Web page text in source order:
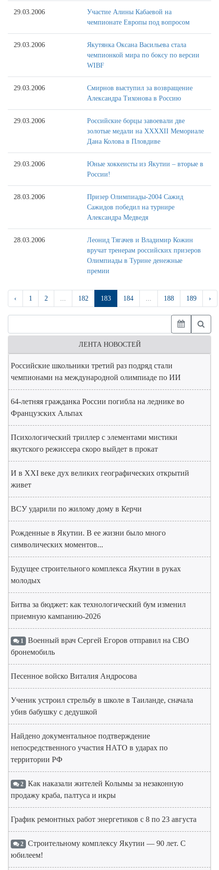
29.03.2006
Участие Алины Кабаевой на
чемпионате Европы под вопросом
29.03.2006
Якутянка Оксана Васильева стала
чемпионкой мира по боксу по версии
WIBF
29.03.2006
Смирнов выступил за возвращение
Александра Тихонова в Россию
29.03.2006
Российские борцы завоевали две
золотые медали на XXXXII Мемориале
Дана Колова в Пловдиве
29.03.2006
Юные хоккеисты из Якутии – вторые в
России!
28.03.2006
Призер Олимпиады-2004 Сажид
Сажидов победил на турнире
Александра Медведя
28.03.2006
Леонид Тягачев и Владимир Кожин
вручат тренерам российских призеров
Олимпиады в Турине денежные
премии
‹ 1 2 ... 182 183 184 ... 188 189 ›
ЛЕНТА НОВОСТЕЙ
Российские школьники третий раз подряд стали
чемпионами на международной олимпиаде по ИИ
64-летняя гражданка России погибла на леднике во
Французских Альпах
Психологический триллер с элементами мистики
якутского режиссера скоро выйдет в прокат
И в XXI веке дух великих географических открытий
живет
ВСУ ударили по жилому дому в Керчи
Рожденные в Якутии. В ее жизни было много
символических моментов...
Будущее строительного комплекса Якутии в руках
молодых
Битва за бюджет: как технологический бум изменил
приемную кампанию-2026
1 Военный врач Сергей Егоров отправил на СВО
бронемобиль
Песенное войско Виталия Андросова
Ученик устроил стрельбу в школе в Таиланде, сначала
убив бабушку с дедушкой
Найдено документальное подтверждение
непосредственного участия НАТО в ударах по
территории РФ
2 Как наказали жителей Колымы за незаконную
продажу краба, палтуса и икры
График ремонтных работ энергетиков с 8 по 23 августа
2 Строительному комплексу Якутии — 90 лет. С
юбилеем!